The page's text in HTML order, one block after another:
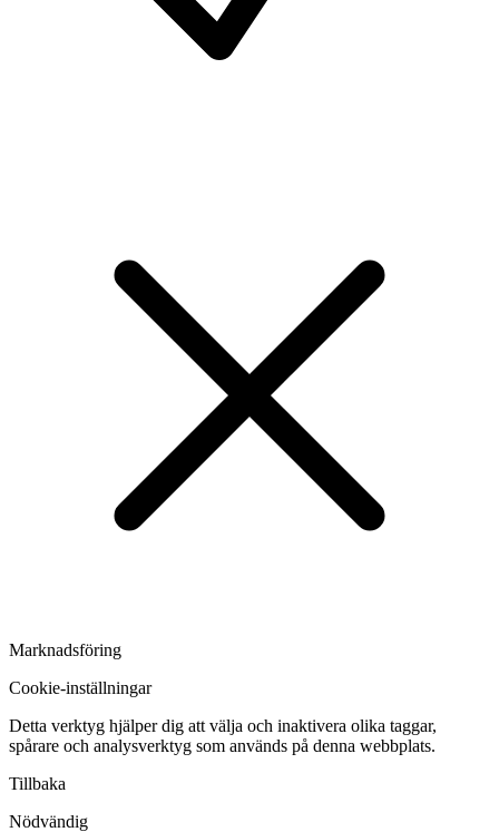
Marknadsföring
Cookie-inställningar
Detta verktyg hjälper dig att välja och inaktivera olika taggar,
spårare och analysverktyg som används på denna webbplats.
Tillbaka
Nödvändig